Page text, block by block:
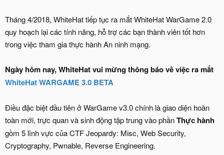
Tháng 4/2018, WhiteHat tiếp tục ra mắt WhiteHat WarGame 2.0
quy hoạch lại các tính năng, hỗ trợ các bạn thành viên tốt hơn
trong việc tham gia thực hành An ninh mạng.
Ngày hôm nay, WhiteHat vui mừng thông báo về việc ra mắt
WhiteHat WARGAME 3.0 BETA
Điều đặc biệt đầu tiên ở WarGame v3.0 chính là giao diện hoàn
toàn mới, trực quan và sinh động tập trung vào phầnThực hành
gồm 5 lĩnh vực của CTF Jeopardy: Misc, Web Security,
Cryptography, Pwnable, Reverse Engineering.